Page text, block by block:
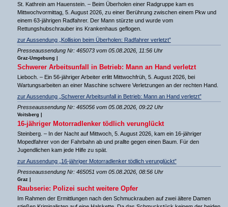
St. Kathrein am Hauenstein. – Beim Überholen einer Radgruppe kam es
Mittwochvormittag, 5. August 2026, zu einer Berührung zwischen einem Pkw und
einem 63-jährigen Radfahrer. Der Mann stürzte und wurde vom
Rettungshubschrauber ins Krankenhaus geflogen.
zur Aussendung „Kollision beim Überholen: Radfahrer verletzt”
Presseaussendung Nr: 465073 vom 05.08.2026, 11:56 Uhr
Graz-Umgebung |
Schwerer Arbeitsunfall in Betrieb: Mann an Hand verletzt
Lieboch. – Ein 56-jähriger Arbeiter erlitt Mittwochfrüh, 5. August 2026, bei
Wartungsarbeiten an einer Maschine schwere Verletzungen an der rechten Hand.
zur Aussendung „Schwerer Arbeitsunfall in Betrieb: Mann an Hand verletzt”
Presseaussendung Nr: 465056 vom 05.08.2026, 09:22 Uhr
Voitsberg |
16-jähriger Motorradlenker tödlich verunglückt
Steinberg. – In der Nacht auf Mittwoch, 5. August 2026, kam ein 16-jähriger
Mopedfahrer von der Fahrbahn ab und prallte gegen einen Baum. Für den
Jugendlichen kam jede Hilfe zu spät.
zur Aussendung „16-jähriger Motorradlenker tödlich verunglückt”
Presseaussendung Nr: 465051 vom 05.08.2026, 08:56 Uhr
Graz |
Raubserie: Polizei sucht weitere Opfer
Im Rahmen der Ermittlungen nach den Schmuckrauben auf zwei ältere Damen